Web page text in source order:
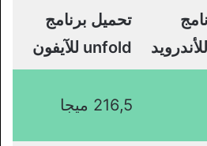
للأندرويد
تحميل برنامج
unfold للآيفون
216,5 ميجا